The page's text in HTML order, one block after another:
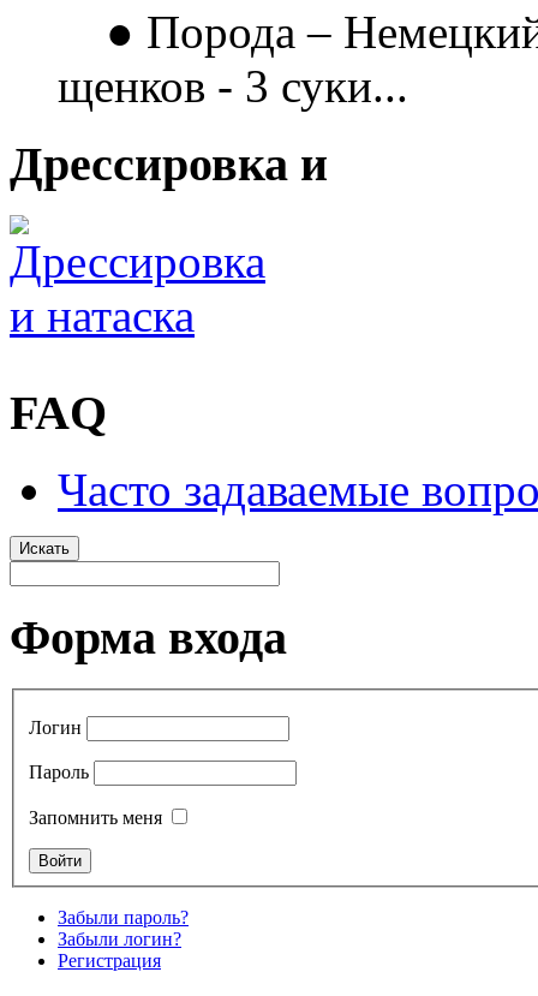
● Порода –
щенков - 3 суки...
Дрессировка и
FAQ
Часто задаваемые
Искать
Форма входа
Логин
Пароль
Запомнить меня
Забыли пароль?
Забыли логин?
Регистрация